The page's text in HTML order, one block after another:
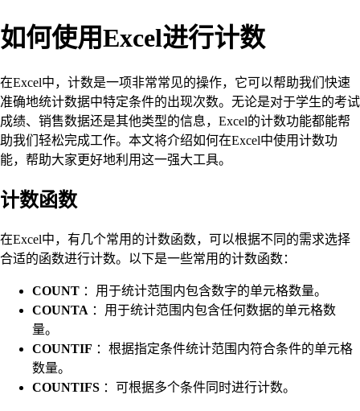
如何使用Excel进行计数
在Excel中，计数是一项非常常见的操作，它可以帮助我们快速
准确地统计数据中特定条件的出现次数。无论是对于学生的考试
成绩、销售数据还是其他类型的信息，Excel的计数功能都能帮
助我们轻松完成工作。本文将介绍如何在Excel中使用计数功
能，帮助大家更好地利用这一强大工具。
计数函数
在Excel中，有几个常用的计数函数，可以根据不同的需求选择
合适的函数进行计数。以下是一些常用的计数函数：
COUNT ：用于统计范围内包含数字的单元格数量。
COUNTA ：用于统计范围内包含任何数据的单元格数
量。
COUNTIF ：根据指定条件统计范围内符合条件的单元格
数量。
COUNTIFS ：可根据多个条件同时进行计数。